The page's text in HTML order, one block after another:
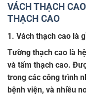
VÁCH THẠCH
THẠCH CAO
1. Vách thạch cao là
Tường thạch cao là
và tấm thạch cao.
trong các công trình
bệnh viện, và nhiều